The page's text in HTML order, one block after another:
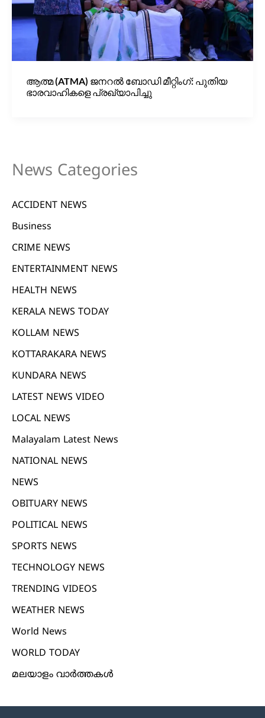
ആത്മ (ATMA) ജനറൽ ബോഡി മീറ്റിംഗ്: പുതിയ
ഭാരവാഹികളെ പ്രഖ്യാപിച്ചു
News Categories
ACCIDENT NEWS
Business
CRIME NEWS
ENTERTAINMENT NEWS
HEALTH NEWS
KERALA NEWS TODAY
KOLLAM NEWS
KOTTARAKARA NEWS
KUNDARA NEWS
LATEST NEWS VIDEO
LOCAL NEWS
Malayalam Latest News
NATIONAL NEWS
NEWS
OBITUARY NEWS
POLITICAL NEWS
SPORTS NEWS
TECHNOLOGY NEWS
TRENDING VIDEOS
WEATHER NEWS
World News
WORLD TODAY
മലയാളം വാർത്തകൾ